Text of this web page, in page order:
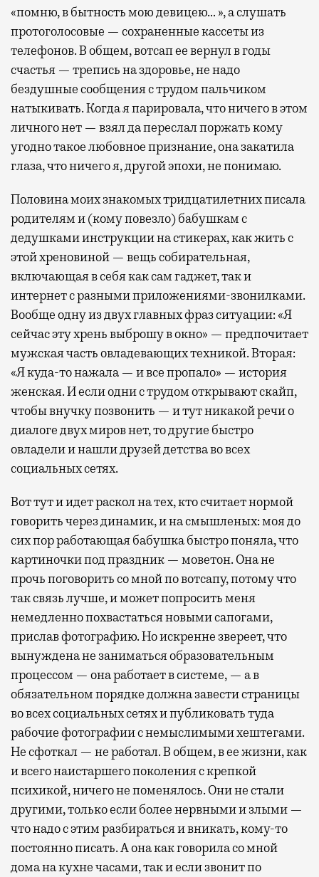
«помню, в бытность мою девицею… », а слушать
протоголосовые — сохраненные кассеты из
телефонов. В общем, вотсап ее вернул в годы
счастья — трепись на здоровье, не надо
бездушные сообщения с трудом пальчиком
натыкивать. Когда я парировала, что ничего в этом
личного нет — взял да переслал поржать кому
угодно такое любовное признание, она закатила
глаза, что ничего я, другой эпохи, не понимаю.
Половина моих знакомых тридцатилетних писала
родителям и (кому повезло) бабушкам с
дедушками инструкции на стикерах, как жить с
этой хреновиной — вещь собирательная,
включающая в себя как сам гаджет, так и
интернет с разными приложениями-звонилками.
Вообще одну из двух главных фраз ситуации: «Я
сейчас эту хрень выброшу в окно» — предпочитает
мужская часть овладевающих техникой. Вторая:
«Я куда-то нажала — и все пропало» — история
женская. И если одни с трудом открывают скайп,
чтобы внучку позвонить — и тут никакой речи о
диалоге двух миров нет, то другие быстро
овладели и нашли друзей детства во всех
социальных сетях.
Вот тут и идет раскол на тех, кто считает нормой
говорить через динамик, и на смышленых: моя до
сих пор работающая бабушка быстро поняла, что
картиночки под праздник — моветон. Она не
прочь поговорить со мной по вотсапу, потому что
так связь лучше, и может попросить меня
немедленно похвастаться новыми сапогами,
прислав фотографию. Но искренне звереет, что
вынуждена не заниматься образовательным
процессом — она работает в системе, — а в
обязательном порядке должна завести страницы
во всех социальных сетях и публиковать туда
рабочие фотографии с немыслимыми хештегами.
Не сфоткал — не работал. В общем, в ее жизни, как
и всего наистаршего поколения с крепкой
психикой, ничего не поменялось. Они не стали
другими, только если более нервными и злыми —
что надо с этим разбираться и вникать, кому-то
постоянно писать. А она как говорила со мной
дома на кухне часами, так и если звонит по